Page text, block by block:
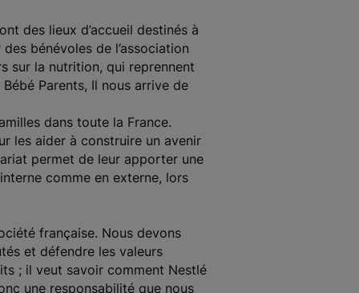
des lieux d’accueil destinés à
bénévoles de l’association
sur la nutrition, qui reprennent
Parents, Il nous arrive de
dans toute la France.
les aider à construire un avenir
permet de leur apporter une
comme en externe, lors
française. Nous devons
et défendre les valeurs
; il veut savoir comment Nestlé
une responsabilité que nous